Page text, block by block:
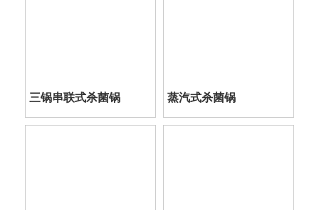
三锅串联式杀菌锅 蒸汽式杀菌锅